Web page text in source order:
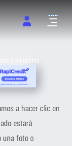
Abrir
a hacer clic en
estará
una foto o